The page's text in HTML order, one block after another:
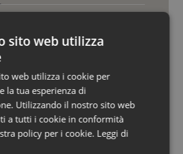
& Nutrizione
Cardiologia
farmaci per diabete e obesità e cala
uso antibiotici. Ecco il Rapporto
Aifa. Rivisto il Programma attività 2026
dopo le richieste delle Regioni. Dalla
revisione del prontuario alla
governance, ecco le novità
sito web utilizza
web utilizza i cookie per
la tua esperienza di
Utilizzando il nostro sito web
a tutti i cookie in conformità
policy per i cookie. Leggi di